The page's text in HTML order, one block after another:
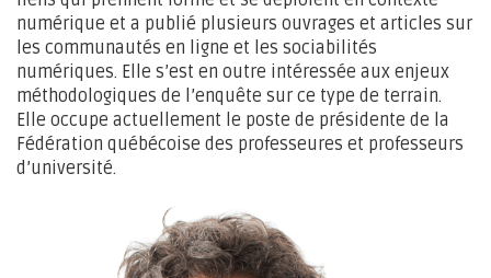
numérique et a publié plusieurs ouvrages et articles sur
les communautés en ligne et les sociabilités
numériques. Elle s’est en outre intéressée aux enjeux
méthodologiques de l’enquête sur ce type de terrain.
Elle occupe actuellement le poste de présidente de la
Fédération québécoise des professeures et professeurs
d’université.